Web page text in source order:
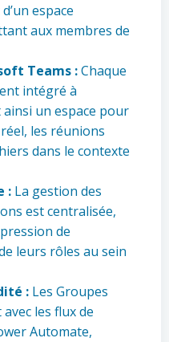
espace
aux membres de
Teams :Chaque
intégré à
un espace pour
les réunions
dans le contexte
: La gestion des
est centralisée,
de
leurs rôles au sein
: Les Groupes
les flux de
Automate,